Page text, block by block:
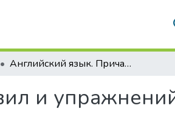
Английский язык. Причастие : сборник правил и упражнений по грамматике для студентов
и